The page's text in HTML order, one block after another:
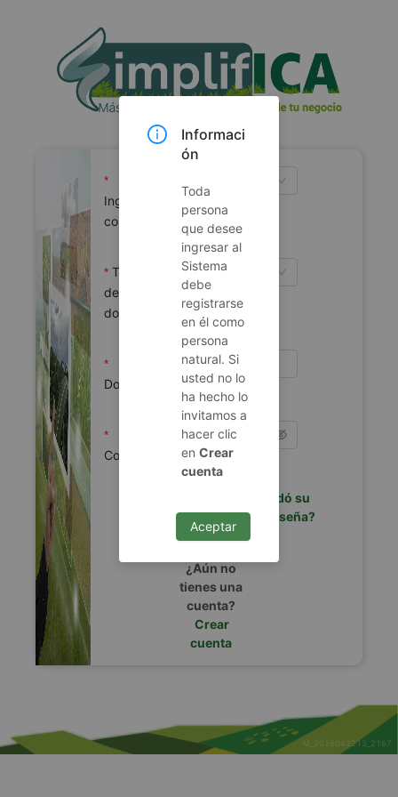
Ingresar
como
Tipo
de
documento
Documento
Contraseña
¿Olvidó su
contraseña?
Iniciar sesión
¿Aún no
tienes una
cuenta?
Crear
cuenta
M_2026042213_2167
Informaci
ón
Toda
persona
que desee
ingresar al
Sistema
debe
registrarse
en él como
persona
natural. Si
usted no lo
ha hecho lo
invitamos a
hacer clic
enCrear
cuenta
Aceptar